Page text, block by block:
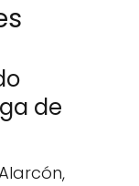
de